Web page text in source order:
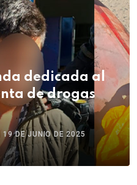
dedicada al
de drogas
19 DE JUNIO DE 2025